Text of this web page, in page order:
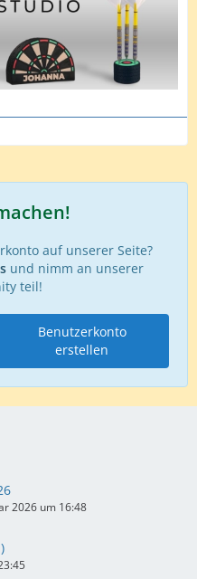
auf unserer Seite?
und nimm an unserer
teil!
Benutzerkonto
erstellen
2026 um 16:48